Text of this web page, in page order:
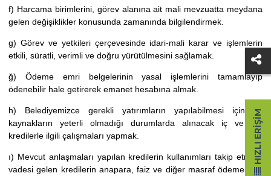
f) Harcama birimlerini, görev alanına ait mali mevzuatta meydana
gelen değişiklikler konusunda zamanında bilgilendirmek.
g) Görev ve yetkileri çerçevesinde idari-mali karar ve işlemlerin
etkili, süratli, verimli ve doğru yürütülmesini sağlamak.
ğ) Ödeme emri belgelerinin yasal işlemlerini tamamlayıp
ödenebilir hale getirerek emanet hesabına almak.
h) Belediyemizce gerekli yatırımların yapılabilmesi için öz
kaynakların yeterli olmadığı durumlarda alınacak iç ve dış
kredilerle ilgili çalışmaları yapmak.
ı) Mevcut anlaşmaları yapılan kredilerin kullanımları takip etmek,
vadesi gelen kredilerin anapara, faiz ve diğer masraf ödemelerini
HIZLI ERIŞIM